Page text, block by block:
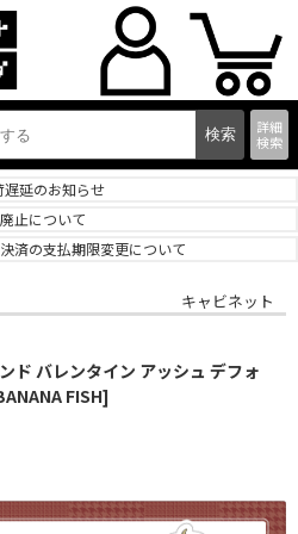
詳細
検索
延のお知らせ
止について
済の支払期限変更について
キャビネット
ド バレンタイン アッシュ デフォ
FISH]